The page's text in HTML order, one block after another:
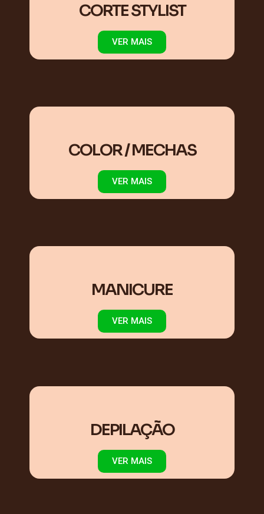
CORTE STYLIST
VER MAIS
COLOR / MECHAS
VER MAIS
MANICURE
VER MAIS
DEPILAÇÃO
VER MAIS